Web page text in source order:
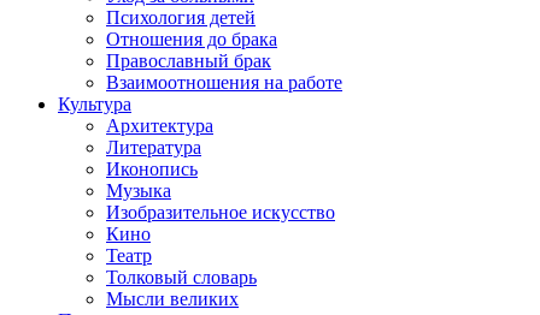
Психология детей
Отношения до брака
Православный брак
Взаимоотношения на работе
Культура
Архитектура
Литература
Иконопись
Музыка
Изобразительное искусство
Кино
Театр
Толковый словарь
Мысли великих